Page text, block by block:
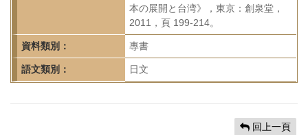
首
頁
本の展開と台湾》，東京：創泉堂，
2011，頁 199-214。
資料類別： 專書
語文類別： 日文
回上一頁